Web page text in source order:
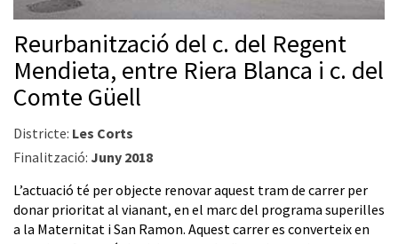
Reurbanització del c. del Regent
Mendieta, entre Riera Blanca i c. del
Comte Güell
Districte: Les Corts
Finalització: Juny 2018
L’actuació té per objecte renovar aquest tram de carrer per
donar prioritat al vianant, en el marc del programa superilles
a la Maternitat i San Ramon. Aquest carrer es converteix en